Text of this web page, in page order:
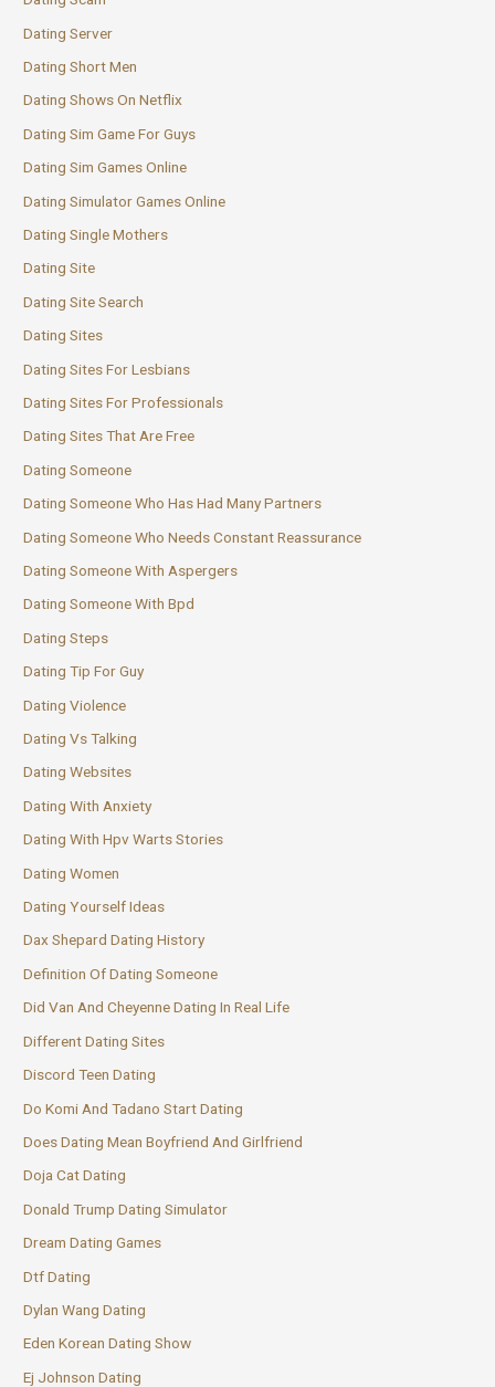
Dating Server
Dating Short Men
Dating Shows On Netflix
Dating Sim Game For Guys
Dating Sim Games Online
Dating Simulator Games Online
Dating Single Mothers
Dating Site
Dating Site Search
Dating Sites
Dating Sites For Lesbians
Dating Sites For Professionals
Dating Sites That Are Free
Dating Someone
Dating Someone Who Has Had Many Partners
Dating Someone Who Needs Constant Reassurance
Dating Someone With Aspergers
Dating Someone With Bpd
Dating Steps
Dating Tip For Guy
Dating Violence
Dating Vs Talking
Dating Websites
Dating With Anxiety
Dating With Hpv Warts Stories
Dating Women
Dating Yourself Ideas
Dax Shepard Dating History
Definition Of Dating Someone
Did Van And Cheyenne Dating In Real Life
Different Dating Sites
Discord Teen Dating
Do Komi And Tadano Start Dating
Does Dating Mean Boyfriend And Girlfriend
Doja Cat Dating
Donald Trump Dating Simulator
Dream Dating Games
Dtf Dating
Dylan Wang Dating
Eden Korean Dating Show
Ej Johnson Dating